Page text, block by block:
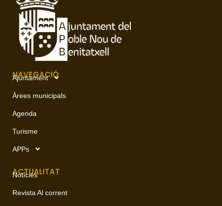
NAVEGACIÓ
Ajuntament
Àrees municipals
Agenda
Turisme
APPs
ACTUALITAT
Notícies
Revista Al corrent